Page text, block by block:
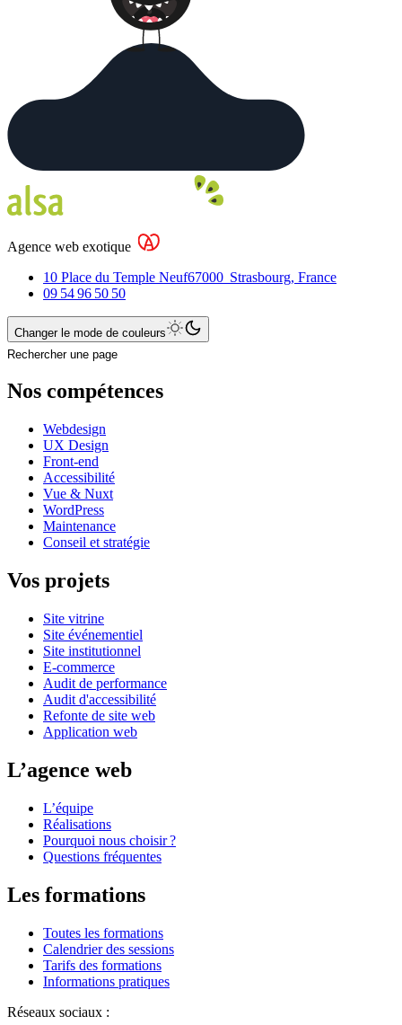
Agence web exotique
10 Place du Temple Neuf67000 Strasbourg, France
09 54 96 50 50
Changer le mode de couleurs
Rechercher une page
Nos compétences
Webdesign
UX Design
Front-end
Accessibilité
Vue & Nuxt
WordPress
Maintenance
Conseil et stratégie
Vos projets
Site vitrine
Site événementiel
Site institutionnel
E-commerce
Audit de performance
Audit d'accessibilité
Refonte de site web
Application web
L’agence web
L’équipe
Réalisations
Pourquoi nous choisir ?
Questions fréquentes
Les formations
Toutes les formations
Calendrier des sessions
Tarifs des formations
Informations pratiques
Réseaux sociaux :